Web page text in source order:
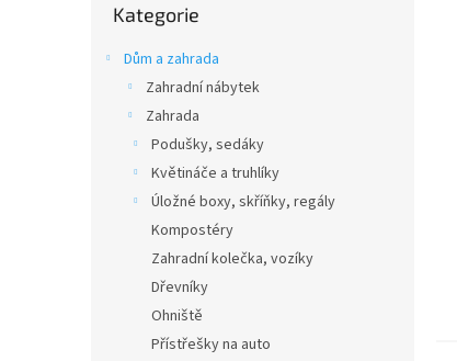
kategorie
Kategorie
Dům a zahrada
Zahradní nábytek
Zahrada
Podušky, sedáky
Květináče a truhlíky
Úložné boxy, skříňky, regály
Kompostéry
Zahradní kolečka, vozíky
Dřevníky
Ohniště
Přístřešky na auto